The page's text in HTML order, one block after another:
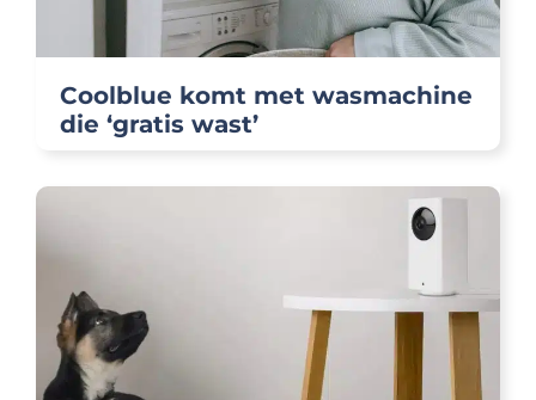
Coolblue komt met wasmachine
die ‘gratis wast’